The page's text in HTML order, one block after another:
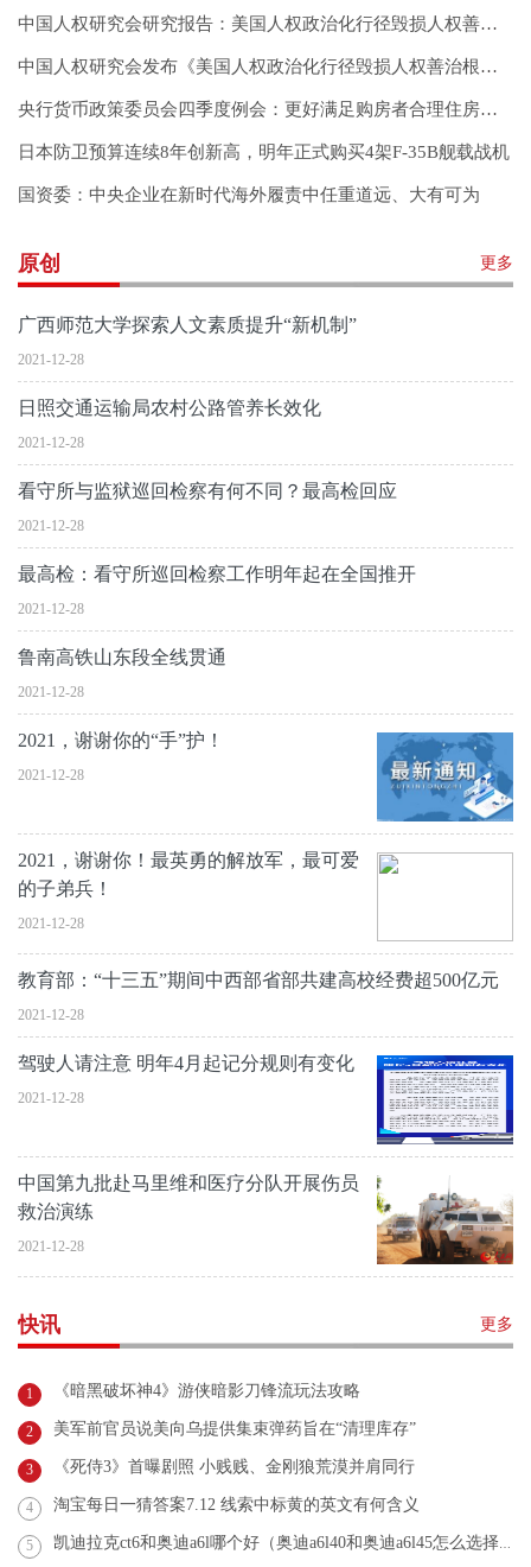
中国人权研究会研究报告：美国人权政治化行径毁损人权善治根基
中国人权研究会发布《美国人权政治化行径毁损人权善治根基》研究报告
央行货币政策委员会四季度例会：更好满足购房者合理住房需求
日本防卫预算连续8年创新高，明年正式购买4架F-35B舰载战机
国资委：中央企业在新时代海外履责中任重道远、大有可为
原创 更多
广西师范大学探索人文素质提升“新机制”
2021-12-28
日照交通运输局农村公路管养长效化
2021-12-28
看守所与监狱巡回检察有何不同？最高检回应
2021-12-28
最高检：看守所巡回检察工作明年起在全国推开
2021-12-28
鲁南高铁山东段全线贯通
2021-12-28
2021，谢谢你的“手”护！
2021-12-28
2021，谢谢你！最英勇的解放军，最可爱
的子弟兵！
2021-12-28
教育部：“十三五”期间中西部省部共建高校经费超500亿元
2021-12-28
驾驶人请注意 明年4月起记分规则有变化
2021-12-28
中国第九批赴马里维和医疗分队开展伤员
救治演练
2021-12-28
快讯 更多
1 《暗黑破坏神4》游侠暗影刀锋流玩法攻略
2 美军前官员说美向乌提供集束弹药旨在“清理库存”
3 《死侍3》首曝剧照 小贱贱、金刚狼荒漠并肩同行
4 淘宝每日一猜答案7.12 线索中标黄的英文有何含义
5 凯迪拉克ct6和奥迪a6l哪个好（奥迪a6l40和奥迪a6l45怎么选择？）